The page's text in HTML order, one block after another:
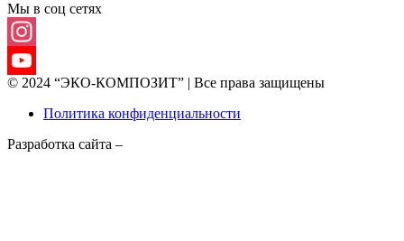
Мы в соц сетях
Instagram
YouTube
Channel
© 2024 “ЭКО-КОМПОЗИТ” | Все права защищены
Политика конфиденциальности
Разработка сайта –